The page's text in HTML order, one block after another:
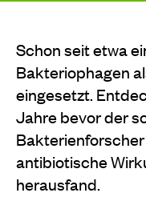
Schon seit etwa
Bakteriophagen
eingesetzt.
Jahre bevor der
antibiotische
herausfand.